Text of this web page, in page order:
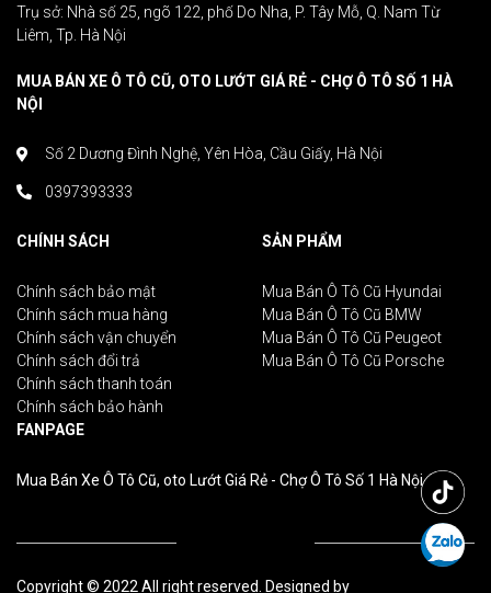
Trụ sở: Nhà số 25, ngõ 122, phố Do Nha, P. Tây Mỗ, Q. Nam Từ
Liêm, Tp. Hà Nội
MUA BÁN XE Ô TÔ CŨ, OTO LƯỚT GIÁ RẺ - CHỢ Ô TÔ SỐ 1 HÀ
NỘI
Số 2 Dương Đình Nghệ, Yên Hòa, Cầu Giấy, Hà Nội
0397393333
CHÍNH SÁCH
Chính sách bảo mật
Chính sách mua hàng
Chính sách vận chuyển
Chính sách đổi trả
Chính sách thanh toán
Chính sách bảo hành
SẢN PHẨM
Mua Bán Ô Tô Cũ Hyundai
Mua Bán Ô Tô Cũ BMW
Mua Bán Ô Tô Cũ Peugeot
Mua Bán Ô Tô Cũ Porsche
FANPAGE
Mua Bán Xe Ô Tô Cũ, oto Lướt Giá Rẻ - Chợ Ô Tô Số 1 Hà Nội
Copyright © 2022 All right reserved. Designed by